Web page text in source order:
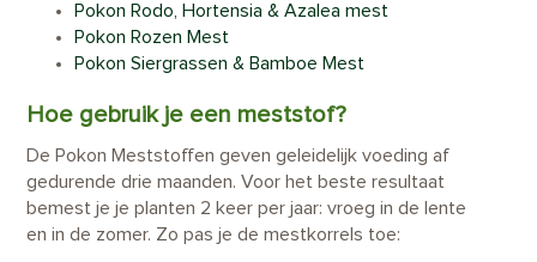
Pokon Rodo, Hortensia & Azalea mest
Pokon Rozen Mest
Pokon Siergrassen & Bamboe Mest
Hoe gebruik je een meststof?
De Pokon Meststoffen geven geleidelijk voeding af
gedurende drie maanden. Voor het beste resultaat
bemest je je planten 2 keer per jaar: vroeg in de lente
en in de zomer. Zo pas je de mestkorrels toe: